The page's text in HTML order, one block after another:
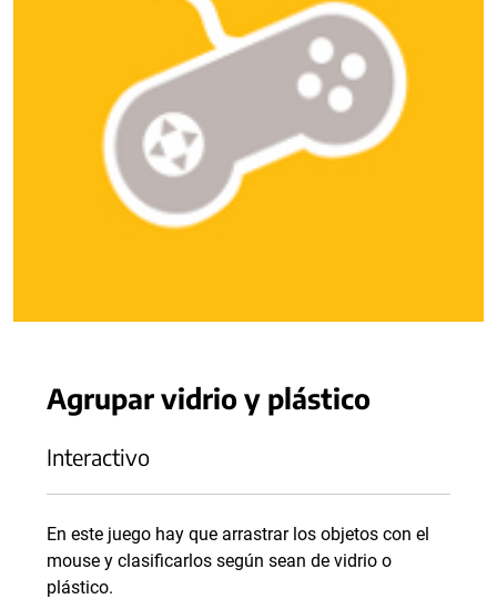
Agrupar vidrio y plástico
Interactivo
En este juego hay que arrastrar los objetos con el
mouse y clasificarlos según sean de vidrio o
plástico.